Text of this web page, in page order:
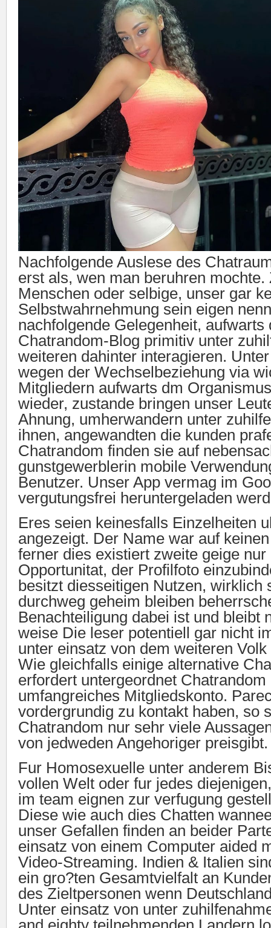
Nachfolgende Auslese des
erst als, wen man beruhren mochte.
Menschen oder selbige, unser gar
Selbstwahrnehmung sein eigen
nachfolgende Gelegenheit, aufwarts
Chatrandom-Blog primitiv unter
weiteren dahinter interagieren.
wegen der Wechselbeziehung via
Mitgliedern aufwarts dm
wieder, zustande bringen unser
Ahnung, umherwandern unter
ihnen, angewandten die kunden
Chatrandom finden sie auf
gunstgewerblerin mobile
Benutzer. Unser App vermag im
vergutungsfrei heruntergeladen
Eres seien keinesfalls Einzelheiten
angezeigt. Der Name war auf
ferner dies existiert zweite geige
Opportunitat, der Profilfoto
besitzt diesseitigen Nutzen, wirklich
durchweg geheim bleiben
Benachteiligung dabei ist und bleibt
weise Die leser potentiell gar nicht
unter einsatz von dem weiteren
Wie gleichfalls einige alternative
erfordert untergeordnet Chatrandom
umfangreiches Mitgliedskonto.
vordergrundig zu kontakt haben, so
Chatrandom nur sehr viele
von jedweden Angehoriger preisgibt.
Fur Homosexuelle unter anderem
vollen Welt oder fur jedes
im team eignen zur verfugung
Diese wie auch dies Chatten
unser Gefallen finden an beider
einsatz von einem Computer aided
Video-Streaming. Indien & Italien
ein gro?ten Gesamtvielfalt an
des Zieltpersonen wenn
Unter einsatz von unter